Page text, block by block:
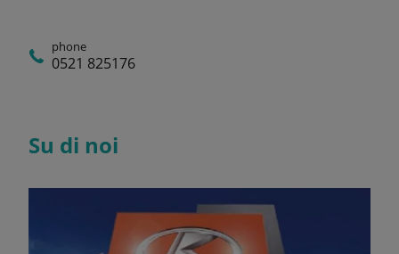
phone
0521 825176
Su di noi